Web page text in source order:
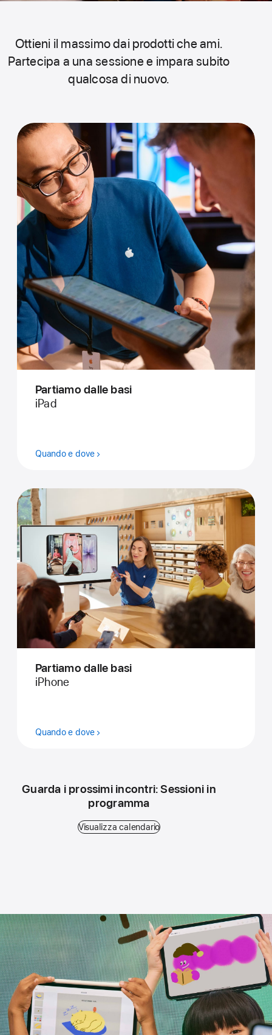
Ottieni il massimo dai prodotti che ami.
Partecipa a una sessione e impara subito
qualcosa di nuovo.
Partiamo dalle basi
iPad
Quando e dove
Partiamo dalle basi
iPhone
Quando e dove
Guarda i prossimi incontri: Sessioni in
programma
Visualizza calendario